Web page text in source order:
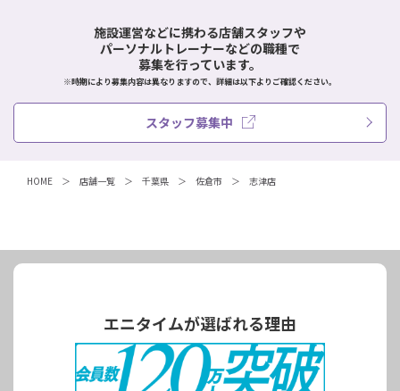
施設運営などに携わる店舗スタッフや
パーソナルトレーナーなどの職種で
募集を行っています。
※時期により募集内容は異なりますので、詳細は以下よりご確認ください。
スタッフ募集中
HOME 店舗一覧 千葉県 佐倉市 志津店
エニタイムが選ばれる理由